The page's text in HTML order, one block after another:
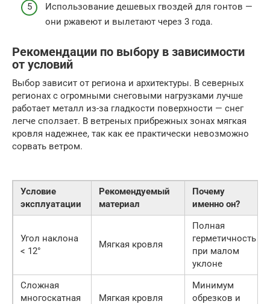
Использование дешевых гвоздей для гонтов —
они ржавеют и вылетают через 3 года.
Рекомендации по выбору в зависимости
от условий
Выбор зависит от региона и архитектуры. В северных
регионах с огромными снеговыми нагрузками лучше
работает металл из-за гладкости поверхности — снег
легче сползает. В ветреных прибрежных зонах мягкая
кровля надежнее, так как ее практически невозможно
сорвать ветром.
Условие
эксплуатации
Рекомендуемый
материал
Почему
именно он?
Угол наклона
< 12°
Мягкая кровля
Полная
герметичность
при малом
уклоне
Сложная
многоскатная
Мягкая кровля
Минимум
обрезков и